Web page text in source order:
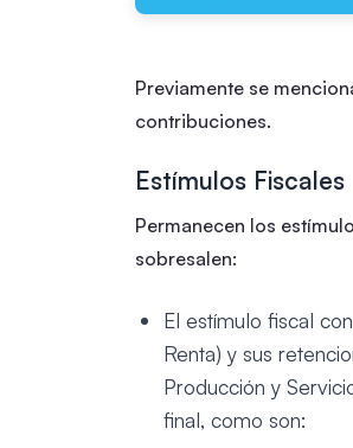
Previamente se
contribuciones.
Estímulos Fiscales
Permanecen los
sobresalen:
El estímulo fiscal
Renta) y sus
Producción y
final, como son: